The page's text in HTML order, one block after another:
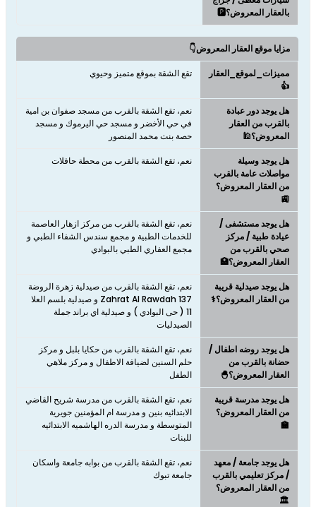
بالعقار المعروض؟🅿️
مزايا موقع العقار المعروض👇
مميزات_لموقع_العقار
👍
تقع الشقة بموقع متميز وحيوي
هل يوجد دور عبادة
بالقرب من العقار
المعروض؟🕌
نعم، تقع الشقة بالقرب من مسجد صفوان بن امية
في حي الأخضر و مسجد حي اليرموك و مسجد
حصة بنت محمد المنصور
هل يوجد وسيلة
مواصلات عامة بالقرب
من العقار المعروض؟
🚉
نعم، تقع الشقة بالقرب من محطة حافلات
هل يوجد مستشفى /
عيادة طبية / مركز
صحي بالقرب من
العقار المعروض؟🏥
نعم، تقع الشقة بالقرب من مركز ازهار العاصمة
للخدمات الطبية و مجمع سندس الشفاء الطبي و
مجمع العفاري الطبي بالبوادي
هل يوجد صيدلية قريبة
من العقار المعروض؟⚕️
نعم، تقع الشقة بالقرب من صيدلية زهرة الروضة
137 Zahrat Al Rawdah و صيدلية بلسم العلا
11 ( حى البوادي ) و صيدلية اي براند جملة
الصيدليات
هل يوجد روضه اطفال /
حضانة بالقرب من
العقار المعروض؟🐣
نعم، تقع الشقة بالقرب من حكايا بلبل و مركز
حلم السنين لضيافة الاطفال و مركز ملاهي
الطفل
هل يوجد مدرسة قريبة
من العقار المعروض؟
🏫
نعم، تقع الشقة بالقرب من مدرسة شريح القاضي
الابتدائيه بنين و مدرسة ام المؤمنين جويرية
المتوسطة و مدرسة الدره الهاشميه الابتدائيه
للبنات
هل يوجد جامعة / معهد
/ مركز تعليمي بالقرب
من العقار المعروض؟
🏛️
نعم، تقع الشقة بالقرب من بوابه جامعة واسكان
جامعة تبوك